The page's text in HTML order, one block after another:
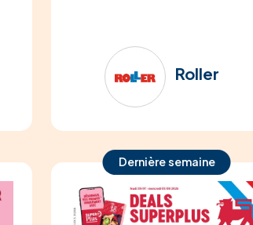
Roller
Dernière semaine